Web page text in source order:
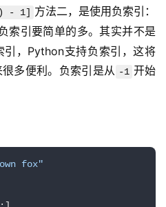
- 1] 方法二，是使用负索引：
索引要简单的多。其实并不是
引，Python支持负索引，这将
多便利。负索引是从 -1 开始
fox"